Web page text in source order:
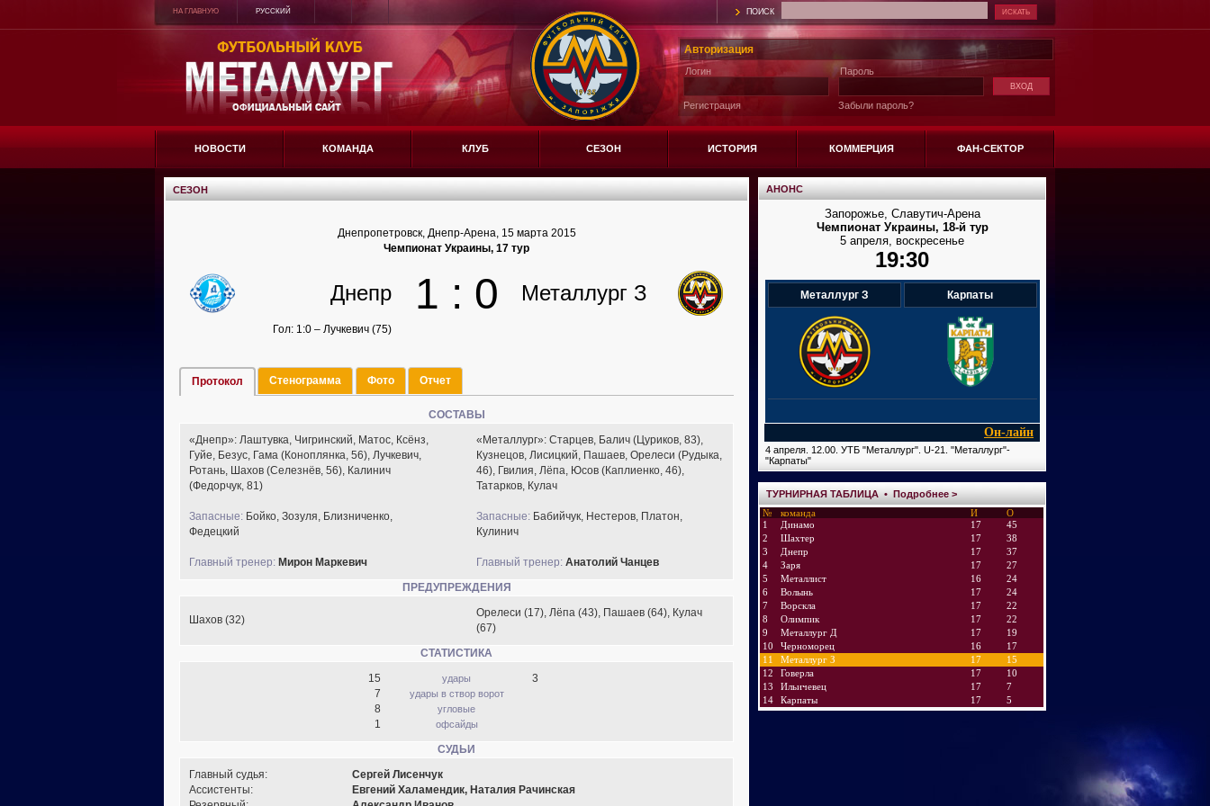
НА ГЛАВНУЮ РУССКИЙ ПОИСК
Авторизация
Логин
Регистрация
Пароль
Забыли пароль?
НОВОСТИ КОМАНДА КЛУБ СЕЗОН ИСТОРИЯ КОММЕРЦИЯ ФАН-СЕКТОР
СЕЗОН
Днепропетровск, Днепр-Арена, 15 марта 2015
Чемпионат Украины, 17 тур
Днепр 1 : 0 Металлург З
Гол: 1:0 – Лучкевич (75)
Протокол Стенограмма Фото Отчет
СОСТАВЫ
«Днепр»: Лаштувка, Чигринский, Матос, Ксёнз,
Гуйе, Безус, Гама (Коноплянка, 56), Лучкевич,
Ротань, Шахов (Селезнёв, 56), Калинич
(Федорчук, 81)
Запасные: Бойко, Зозуля, Близниченко,
Федецкий
Главный тренер: Мирон Маркевич
«Металлург»: Старцев, Балич (Цуриков, 83),
Кузнецов, Лисицкий, Пашаев, Орелеси (Рудыка,
46), Гвилия, Лёпа, Юсов (Каплиенко, 46),
Татарков, Кулач
Запасные: Бабийчук, Нестеров, Платон,
Кулинич
Главный тренер: Анатолий Чанцев
ПРЕДУПРЕЖДЕНИЯ
Шахов (32)
Орелеси (17), Лёпа (43), Пашаев (64), Кулач
(67)
СТАТИСТИКА
15
7
8
1
удары
удары в створ ворот
угловые
офсайды
3
СУДЬИ
Главный судья:
Ассистенты:
Сергей Лисенчук
Евгений Халамендик, Наталия Рачинская
АНОНС
Запорожье, Славутич-Арена
Чемпионат Украины, 18-й тур
5 апреля, воскресенье
19:30
Металлург З Карпаты
Он-лайн
4 апреля. 12.00. УТБ "Металлург". U-21. "Металлург"-
"Карпаты"
ТУРНИРНАЯ ТАБЛИЦА • Подробнее >
№
команда И
О
1
Динамо 17
45
2
Шахтер 17
38
3
Днепр 17
37
4
Заря 17
27
5
Металлист 16
24
6
Волынь 17
24
7
Ворскла 17
22
8
Олимпик 17
22
9
Металлург Д 17
19
10
Черноморец 16
17
11
Металлург З 17
15
12
Говерла 17
10
13
Ильичевец 17
7
14
Карпаты 17 5